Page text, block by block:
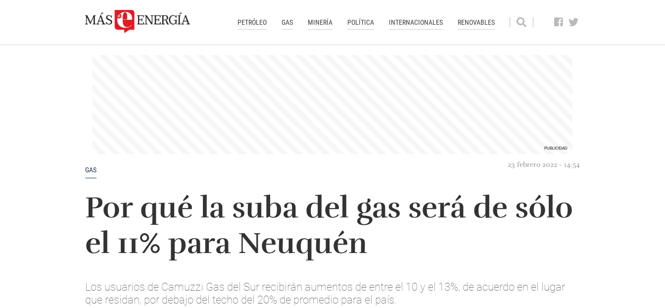
PETRÓLEO GAS MINERÍA POLÍTICA INTERNACIONALES RENOVABLES
GAS
23 febrero 2022 - 14:54
Por qué la suba del gas será de sólo
el 11% para Neuquén
Los usuarios de Camuzzi Gas del Sur recibirán aumentos de entre el 10 y el 13%, de acuerdo en el lugar
que residan, por debajo del techo del 20% de promedio para el país.